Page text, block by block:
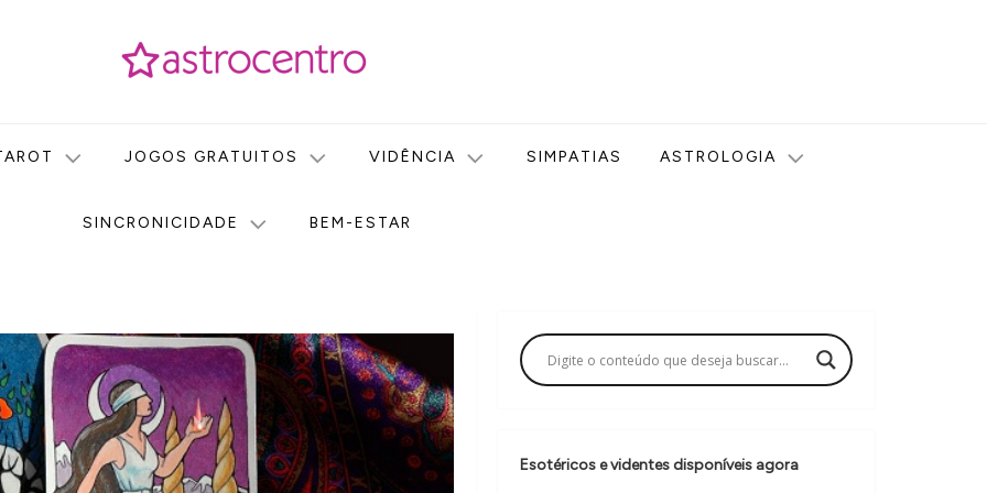
JOGOS GRATUITOS VIDÊNCIA SIMPATIAS ASTROLOGIA
SINCRONICIDADE BEM-ESTAR
Esotéricos e videntes disponíveis agora